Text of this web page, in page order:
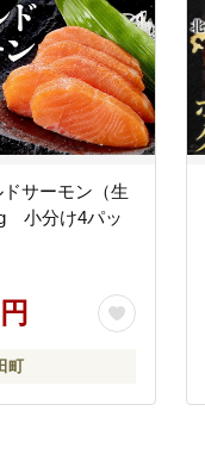
サーモン（生
小分け4パッ
町